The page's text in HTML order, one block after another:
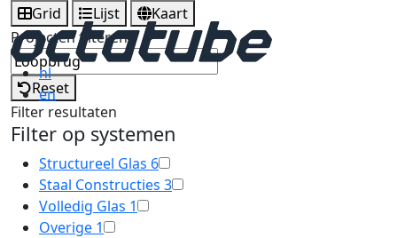
nl
en
Grid Lijst
Kaart
Projecten filteren
Reset
Filter resultaten
Filter op systemen
Structureel Glas 6
Staal Constructies 3
Volledig Glas 1
Overige 1